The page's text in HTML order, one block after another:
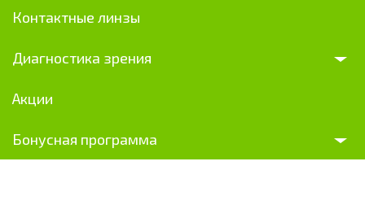
Контактные линзы
Диагностика зрения
Акции
Бонусная программа